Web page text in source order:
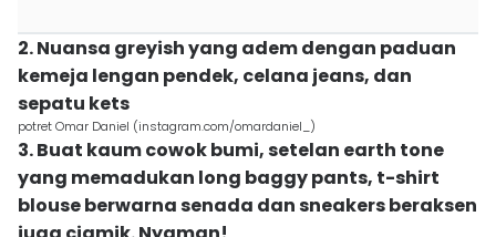
2. Nuansa greyish yang adem dengan paduan
kemeja lengan pendek, celana jeans, dan
sepatu kets
potret Omar Daniel (instagram.com/omardaniel_)
3. Buat kaum cowok bumi, setelan earth tone
yang memadukan long baggy pants, t-shirt
blouse berwarna senada dan sneakers beraksen